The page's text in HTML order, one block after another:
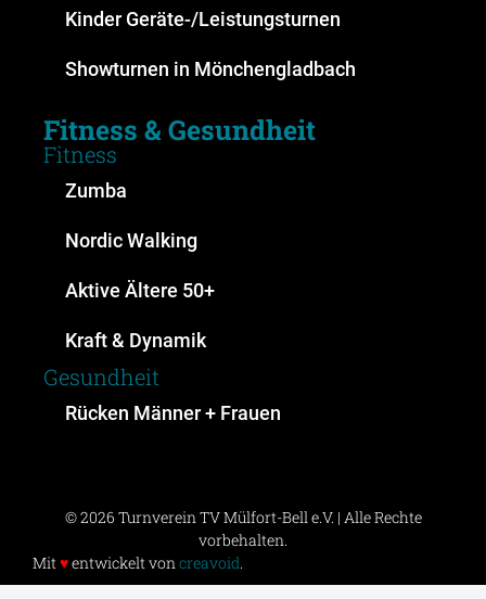
Kinder Geräte-/Leistungsturnen
Showturnen in Mönchengladbach
Fitness & Gesundheit
Fitness
Zumba
Nordic Walking
Aktive Ältere 50+
Kraft & Dynamik
Gesundheit
Rücken Männer + Frauen
© 2026 Turnverein TV Mülfort-Bell e.V. | Alle Rechte
vorbehalten.
Mit♥entwickelt voncreavoid.